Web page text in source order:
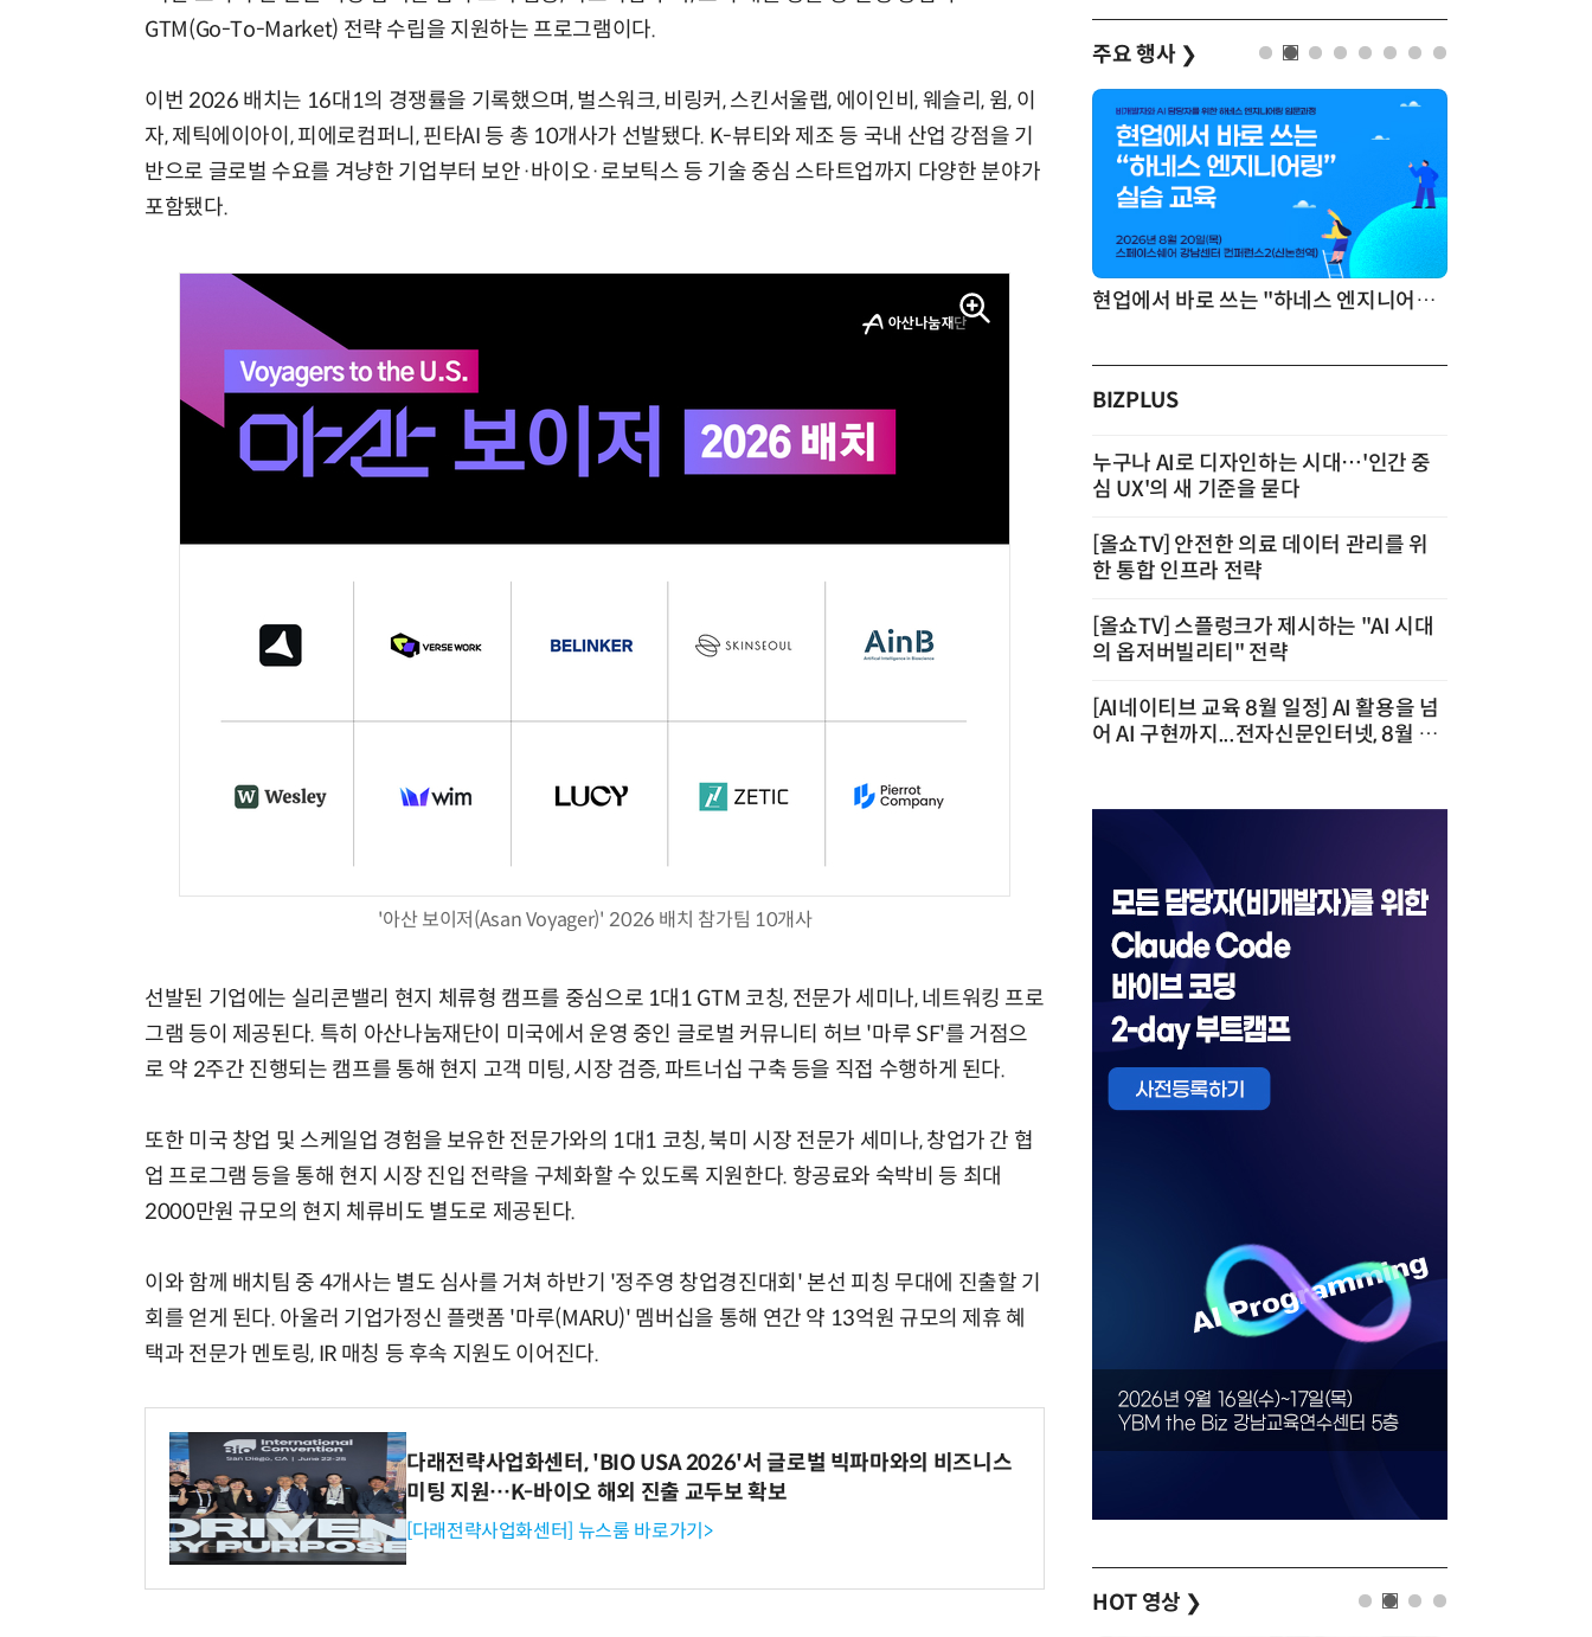
GTM(Go-To-Market) 전략 수립을 지원하는 프로그램이다.
이번 2026 배치는 16대1의 경쟁률을 기록했으며, 벌스워크, 비링커, 스킨서울랩, 에이인비, 웨슬리, 윔, 이
자, 제틱에이아이, 피에로컴퍼니, 핀타AI 등 총 10개사가 선발됐다. K-뷰티와 제조 등 국내 산업 강점을 기
반으로 글로벌 수요를 겨냥한 기업부터 보안·바이오·로보틱스 등 기술 중심 스타트업까지 다양한 분야가
포함됐다.
'아산 보이저(Asan Voyager)' 2026 배치 참가팀 10개사
선발된 기업에는 실리콘밸리 현지 체류형 캠프를 중심으로 1대1 GTM 코칭, 전문가 세미나, 네트워킹 프로
그램 등이 제공된다. 특히 아산나눔재단이 미국에서 운영 중인 글로벌 커뮤니티 허브 '마루 SF'를 거점으
로 약 2주간 진행되는 캠프를 통해 현지 고객 미팅, 시장 검증, 파트너십 구축 등을 직접 수행하게 된다.
또한 미국 창업 및 스케일업 경험을 보유한 전문가와의 1대1 코칭, 북미 시장 전문가 세미나, 창업가 간 협
업 프로그램 등을 통해 현지 시장 진입 전략을 구체화할 수 있도록 지원한다. 항공료와 숙박비 등 최대
2000만원 규모의 현지 체류비도 별도로 제공된다.
이와 함께 배치팀 중 4개사는 별도 심사를 거쳐 하반기 '정주영 창업경진대회' 본선 피칭 무대에 진출할 기
회를 얻게 된다. 아울러 기업가정신 플랫폼 '마루(MARU)' 멤버십을 통해 연간 약 13억원 규모의 제휴 혜
택과 전문가 멘토링, IR 매칭 등 후속 지원도 이어진다.
다래전략사업화센터, 'BIO USA 2026'서 글로벌 빅파마와의 비즈니스
미팅 지원…K-바이오 해외 진출 교두보 확보
[다래전략사업화센터] 뉴스룸 바로가기>
주요 행사 ❯
현업에서 바로 쓰는 "하네스 엔지니어링" 실습 교육
BIZPLUS
누구나 AI로 디자인하는 시대…'인간 중
심 UX'의 새 기준을 묻다
[올쇼TV] 안전한 의료 데이터 관리를 위
한 통합 인프라 전략
[올쇼TV] 스플렁크가 제시하는 "AI 시대
의 옵저버빌리티" 전략
[AI네이티브 교육 8월 일정] AI 활용을 넘
어 AI 구현까지...전자신문인터넷, 8월 실
HOT 영상 ❯